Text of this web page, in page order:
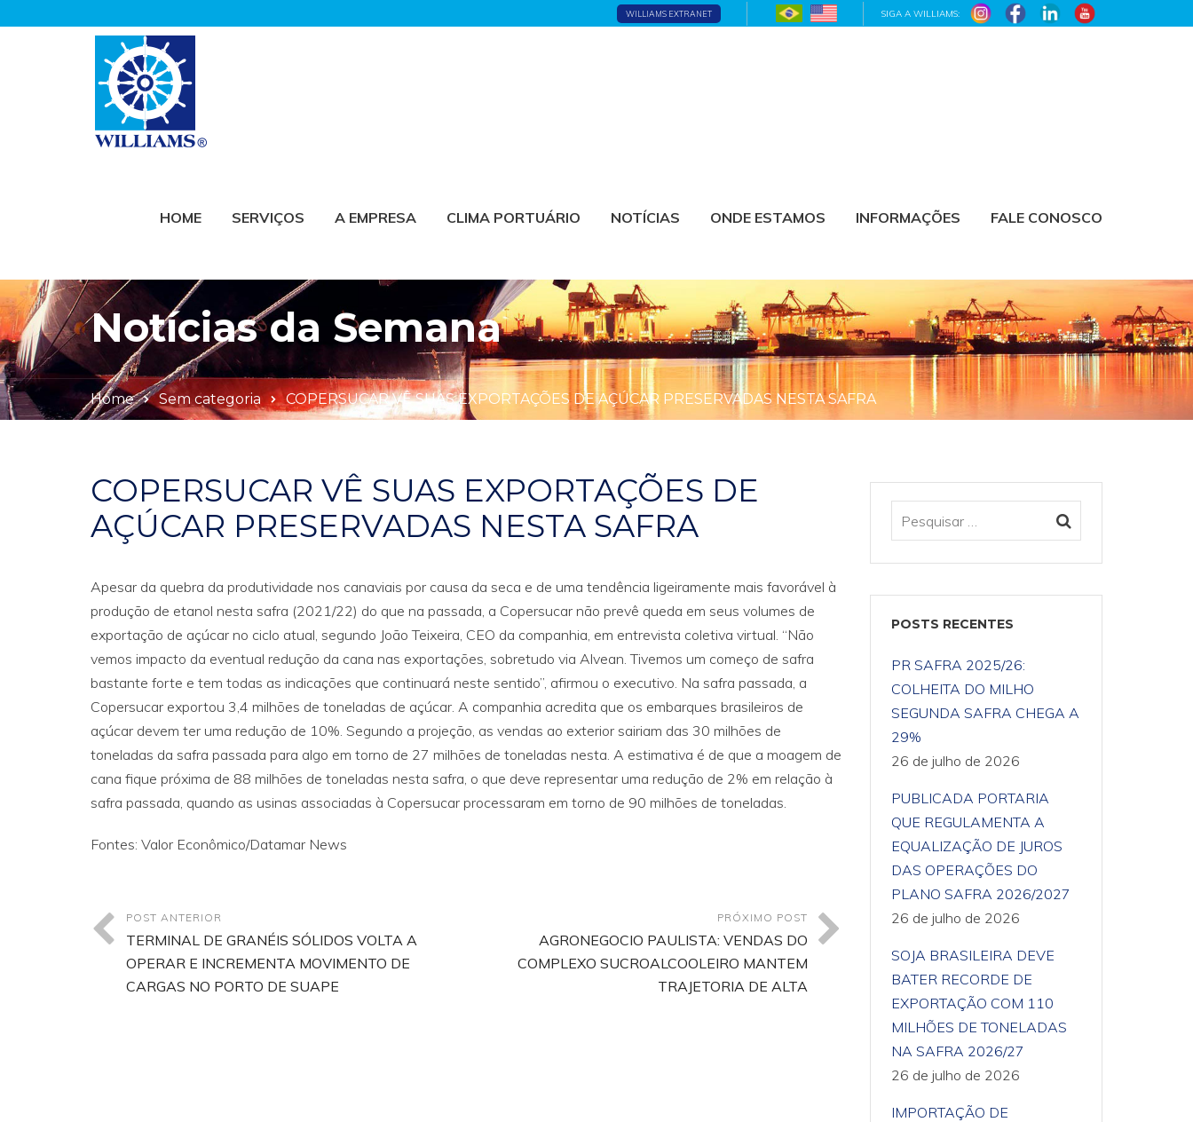
WILLIAMS EXTRANET SIGA A WILLIAMS:
HOME SERVIÇOS A EMPRESA CLIMA PORTUÁRIO NOTÍCIAS ONDE ESTAMOS INFORMAÇÕES FALE CONOSCO
Notícias da Semana
Home Sem categoria COPERSUCAR VÊ SUAS EXPORTAÇÕES DE AÇÚCAR PRESERVADAS NESTA SAFRA
COPERSUCAR VÊ SUAS EXPORTAÇÕES DE
AÇÚCAR PRESERVADAS NESTA SAFRA
Apesar da quebra da produtividade nos canaviais por causa da seca e de uma tendência ligeiramente mais favorável à
produção de etanol nesta safra (2021/22) do que na passada, a Copersucar não prevê queda em seus volumes de
exportação de açúcar no ciclo atual, segundo João Teixeira, CEO da companhia, em entrevista coletiva virtual. “Não
vemos impacto da eventual redução da cana nas exportações, sobretudo via Alvean. Tivemos um começo de safra
bastante forte e tem todas as indicações que continuará neste sentido”, afirmou o executivo. Na safra passada, a
Copersucar exportou 3,4 milhões de toneladas de açúcar. A companhia acredita que os embarques brasileiros de
açúcar devem ter uma redução de 10%. Segundo a projeção, as vendas ao exterior sairiam das 30 milhões de
toneladas da safra passada para algo em torno de 27 milhões de toneladas nesta. A estimativa é de que a moagem de
cana fique próxima de 88 milhões de toneladas nesta safra, o que deve representar uma redução de 2% em relação à
safra passada, quando as usinas associadas à Copersucar processaram em torno de 90 milhões de toneladas.
Fontes: Valor Econômico/Datamar News
POST ANTERIOR
TERMINAL DE GRANÉIS SÓLIDOS VOLTA A
OPERAR E INCREMENTA MOVIMENTO DE
CARGAS NO PORTO DE SUAPE
PRÓXIMO POST
AGRONEGOCIO PAULISTA: VENDAS DO
COMPLEXO SUCROALCOOLEIRO MANTEM
TRAJETORIA DE ALTA
POSTS RECENTES
PR SAFRA 2025/26:
COLHEITA DO MILHO
SEGUNDA SAFRA CHEGA A
29%
26 de julho de 2026
PUBLICADA PORTARIA
QUE REGULAMENTA A
EQUALIZAÇÃO DE JUROS
DAS OPERAÇÕES DO
PLANO SAFRA 2026/2027
26 de julho de 2026
SOJA BRASILEIRA DEVE
BATER RECORDE DE
EXPORTAÇÃO COM 110
MILHÕES DE TONELADAS
NA SAFRA 2026/27
26 de julho de 2026
IMPORTAÇÃO DE